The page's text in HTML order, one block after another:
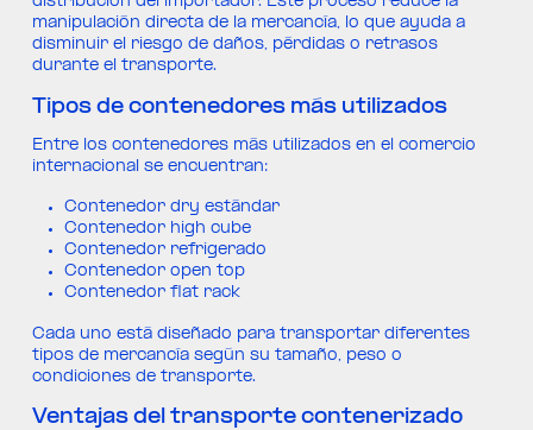
manipulación directa de la mercancía, lo que ayuda a
disminuir el riesgo de daños, pérdidas o retrasos
durante el transporte.
Tipos de contenedores más utilizados
Entre los contenedores más utilizados en el comercio
internacional se encuentran:
Contenedor dry estándar
Contenedor high cube
Contenedor refrigerado
Contenedor open top
Contenedor flat rack
Cada uno está diseñado para transportar diferentes
tipos de mercancía según su tamaño, peso o
condiciones de transporte.
Ventajas del transporte contenerizado